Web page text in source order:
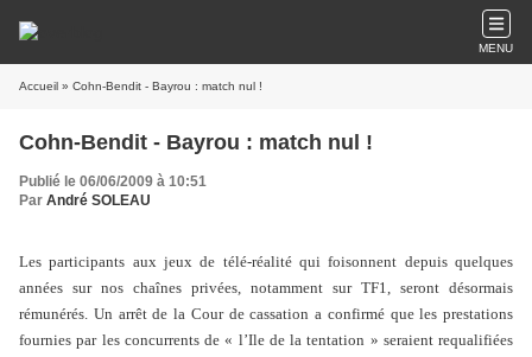
MENU
Accueil » Cohn-Bendit - Bayrou : match nul !
Cohn-Bendit - Bayrou : match nul !
Publié le 06/06/2009 à 10:51
Par André SOLEAU
Les participants aux jeux de télé-réalité qui foisonnent depuis quelques
années sur nos chaînes privées, notamment sur TF1, seront désormais
rémunérés. Un arrêt de la Cour de cassation a confirmé que les prestations
fournies par les concurrents de « l’Ile de la tentation » seraient requalifiées